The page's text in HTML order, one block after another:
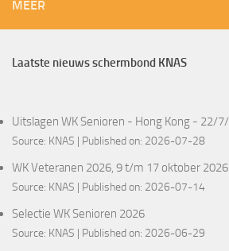
MEER
Laatste nieuws schermbond KNAS
Uitslagen WK Senioren - Hong Kong - 22/
Source: KNAS Published on: 2026-07-28
WK Veteranen 2026, 9 t/m 17 oktober
Source: KNAS Published on: 2026-07-14
Selectie WK Senioren 2026
Source: KNAS Published on: 2026-06-29